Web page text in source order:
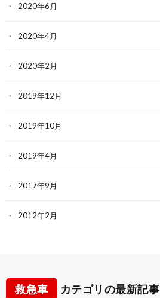
2020年6月
2020年4月
2020年2月
2019年12月
2019年10月
2019年4月
2017年9月
2012年2月
救急車 カテゴリの最新記事